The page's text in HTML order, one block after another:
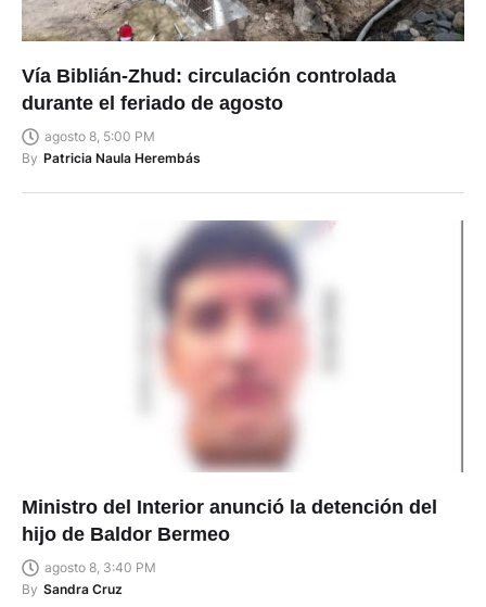
Vía Biblián-Zhud: circulación controlada
durante el feriado de agosto
agosto 8, 5:00 PM
By Patricia Naula Herembás
Ministro del Interior anunció la detención del
hijo de Baldor Bermeo
agosto 8, 3:40 PM
By Sandra Cruz